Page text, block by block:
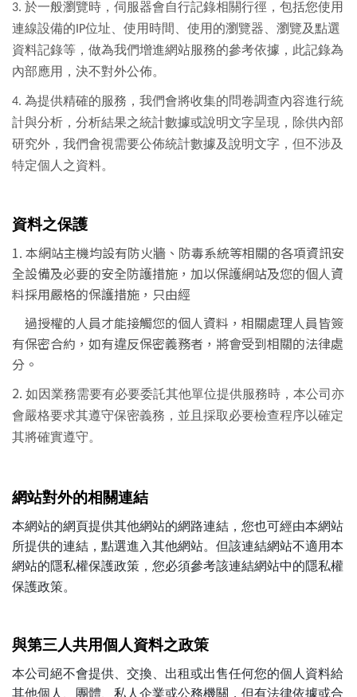
3. 於一般瀏覽時，伺服器會自行記錄相關行徑，包括您使用
連線設備的 IP位址、使用時間、使用的瀏覽器、瀏覽及點選
資料記錄等，做為我們增進網站服務的參考依據，此記錄為
內部應用，決不對外公佈。
4. 為提供精確的服務，我們會將收集的問卷調查內容進行統
計與分析，分析結果之統計數據或說明文字呈現，除供內部
研究外，我們會視需要公佈統計數據及說明文字，但不涉及
特定個人之資料。
資料之保護
1. 本網站主機均設有防火牆、防毒系統等相關的各項資訊安
全設備及必要的安全防護措施，加以保護網站及您的個人資
料採用嚴格的保護措施，只由經
過授權的人員才能接觸您的個人資料，相關處理人員皆簽
有保密合約，如有違反保密義務者，將會受到相關的法律處
分。
2. 如因業務需要有必要委託其他單位提供服務時，本公司亦
會嚴格要求其遵守保密義務，並且採取必要檢查程序以確定
其將確實遵守。
網站對外的相關連結
本網站的網頁提供其他網站的網路連結，您也可經由本網站
所提供的連結，點選進入其他網站。但該連結網站不適用本
網站的隱私權保護政策，您必須參考該連結網站中的隱私權
保護政策。
與第三人共用個人資料之政策
本公司絕不會提供、交換、出租或出售任何您的個人資料給
其他個人、團體、私人企業或公務機關，但有法律依據或合